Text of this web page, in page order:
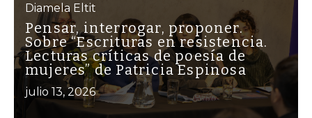
Diamela Eltit
Pensar, interrogar, proponer.
Sobre “Escrituras en resistencia.
Lecturas críticas de poesía de
mujeres” de Patricia Espinosa
julio 13, 2026